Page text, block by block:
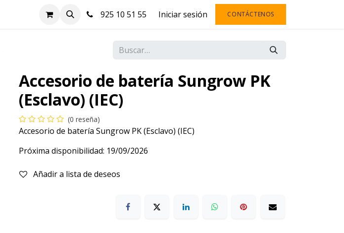
Blog Contacto925 10 51 55 Iniciar sesión CONTÁCTENOS
Accesorio de batería Sungrow PK
(Esclavo) (IEC)
(0 reseña)
Accesorio de batería Sungrow PK (Esclavo) (IEC)
Próxima disponibilidad: 19/09/2026
Añadir a lista de deseos